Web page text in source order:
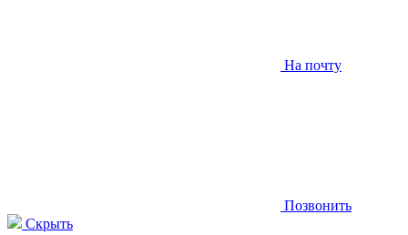
На почту
Позвонить
Скрыть